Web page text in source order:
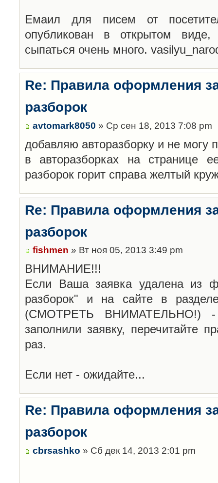
Емаил для писем от
опубликован в открытом
сыпаться очень много.
Re: Правила оформления
разборок
avtomark8050 » Ср сен 18, 2013 7:08 pm
добавляю авторазборку и не могу
в авторазборках на странице
разборок горит справа желтый
Re: Правила оформления
разборок
fishmen » Вт ноя 05, 2013 3:49 pm
ВНИМАНИЕ!!!
Если Ваша заявка удалена из
разборок" и на сайте в
(СМОТРЕТЬ ВНИМАТЕЛЬНО!)
заполнили заявку, перечитайте
раз.
Если нет - ожидайте...
Re: Правила оформления
разборок
cbrsashko » Сб дек 14, 2013 2:01 pm